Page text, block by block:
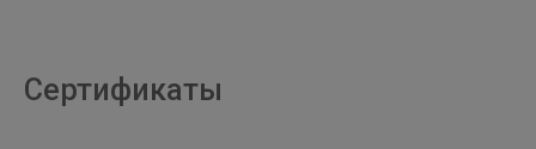
Сертификаты